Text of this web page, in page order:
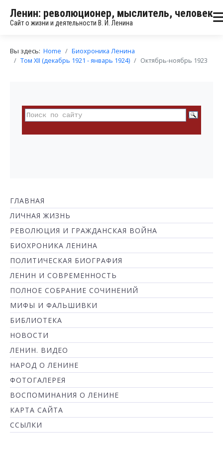
Ленин: революционер, мыслитель, человек
Сайт о жизни и деятельности В. И. Ленина
Вы здесь: Home
Биохроника Ленина
Том XII (декабрь 1921 - январь 1924)
Октябрь-ноябрь 1923
ГЛАВНАЯ
ЛИЧНАЯ ЖИЗНЬ
РЕВОЛЮЦИЯ И ГРАЖДАНСКАЯ ВОЙНА
БИОХРОНИКА ЛЕНИНА
ПОЛИТИЧЕСКАЯ БИОГРАФИЯ
ЛЕНИН И СОВРЕМЕННОСТЬ
ПОЛНОЕ СОБРАНИЕ СОЧИНЕНИЙ
МИФЫ И ФАЛЬШИВКИ
БИБЛИОТЕКА
НОВОСТИ
ЛЕНИН. ВИДЕО
НАРОД О ЛЕНИНЕ
ФОТОГАЛЕРЕЯ
ВОСПОМИНАНИЯ О ЛЕНИНЕ
КАРТА САЙТА
ССЫЛКИ